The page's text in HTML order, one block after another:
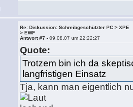
Re: Diskussion: Schreibgeschützter PC > XPE
> EWF
Antwort #7 -09.08.07 um 22:22:27
Quote:
Trotzem bin ich da
langfristigen Einsatz
Tja, kann man eigentlich